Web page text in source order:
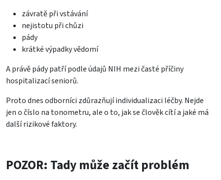
závratě při vstávání
nejistotu při chůzi
pády
krátké výpadky vědomí
A právě pády patří podle údajů NIH mezi časté příčiny
hospitalizací seniorů.
Proto dnes odborníci zdůrazňují individualizaci léčby. Nejde
jen o číslo na tonometru, ale o to, jak se člověk cítí a jaké má
další rizikové faktory.
POZOR: Tady může začít problém